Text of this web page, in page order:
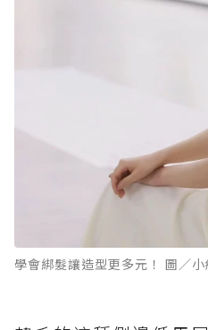
學會綁髮讓造型更多元！ 圖／小